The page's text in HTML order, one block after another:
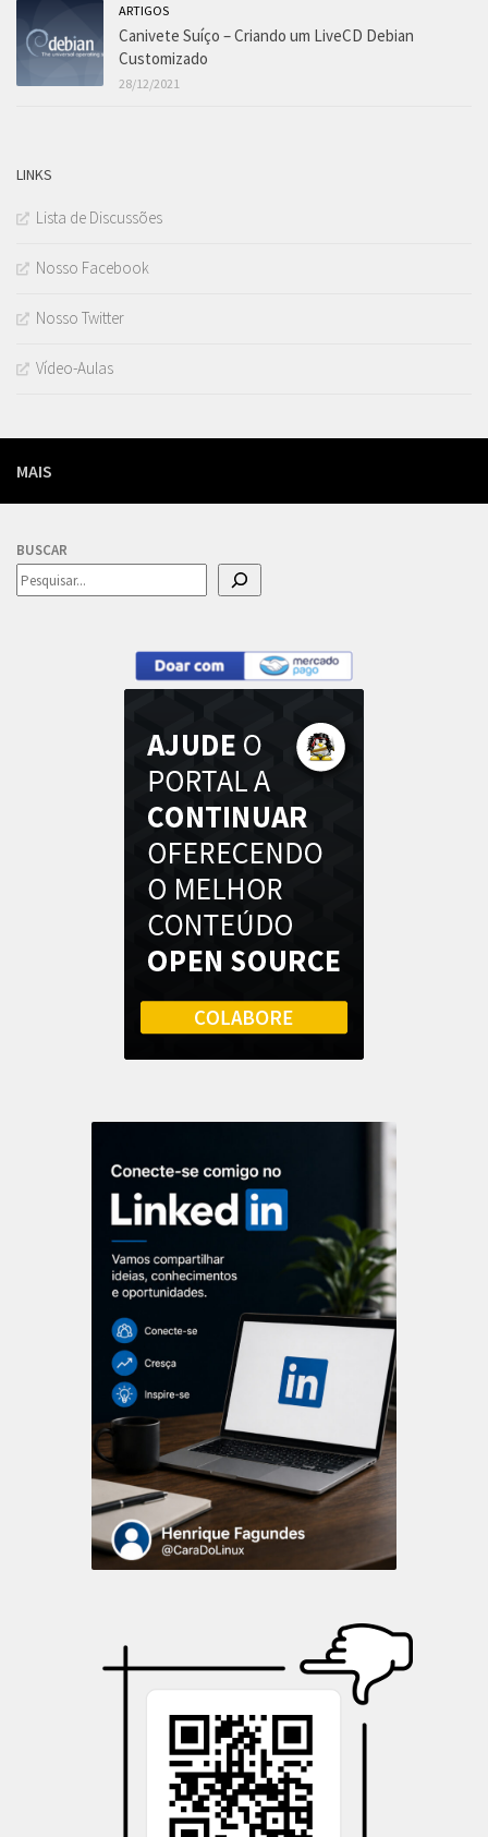
ARTIGOS
Canivete Suíço – Criando um LiveCD Debian
Customizado
28/12/2021
LINKS
Lista de Discussões
Nosso Facebook
Nosso Twitter
Vídeo-Aulas
MAIS
BUSCAR